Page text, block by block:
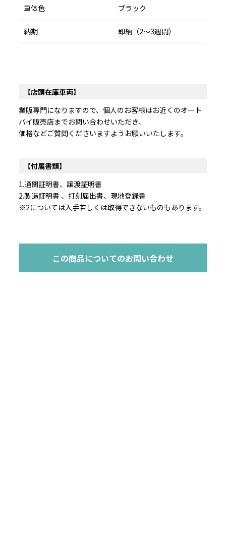
車体色 ブラック
納期 即納（2～3週間）
【店頭在庫車両】
業販専門になりますので、個人のお客様はお近くのオート
バイ販売店までお問い合わせいただき、
価格などご質問くださいますようお願いいたします。
【付属書類】
1.通関証明書、譲渡証明書
2.製造証明書 、打刻届出書、現地登録書
※2については入手若しくは取得できないものもあります。
この商品についてのお問い合わせ